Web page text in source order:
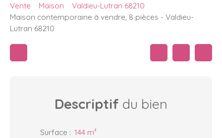
Vente Maison
Valdieu-Lutran 68210
Maison contemporaine à vendre, 8 pièces - Valdieu-
Lutran 68210
Descriptif du bien
Surface : 144 m²